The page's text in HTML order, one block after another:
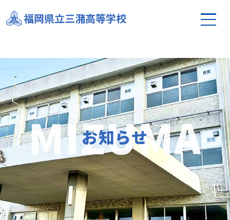
福岡県立三潴高等学校
【結果速報】令和7年度全国高等学校総合体育大会カ
ヌー競技大会 ５００ｍ準決勝
お知らせ